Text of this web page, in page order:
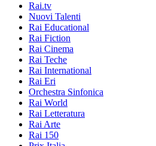
Rai.tv
Nuovi Talenti
Rai Educational
Rai Fiction
Rai Cinema
Rai Teche
Rai International
Rai Eri
Orchestra Sinfonica
Rai World
Rai Letteratura
Rai Arte
Rai 150